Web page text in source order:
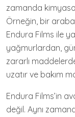
zamanda
Örneğin, bir
Endura Films ile
yağmurlardan,
zararlı
uzatır ve bakım
Endura Films’in
değil. Aynı